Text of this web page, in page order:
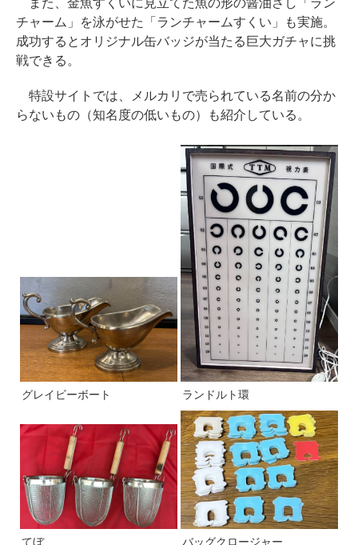
また、金魚すくいに見立てた魚の形の醤油さし「ラン
チャーム」を泳がせた「ランチャームすくい」も実施。
成功するとオリジナル缶バッジが当たる巨大ガチャに挑
戦できる。
特設サイトでは、メルカリで売られている名前の分か
らないもの（知名度の低いもの）も紹介している。
グレイビーボート ランドルト環
てぼ バッグクロージャー